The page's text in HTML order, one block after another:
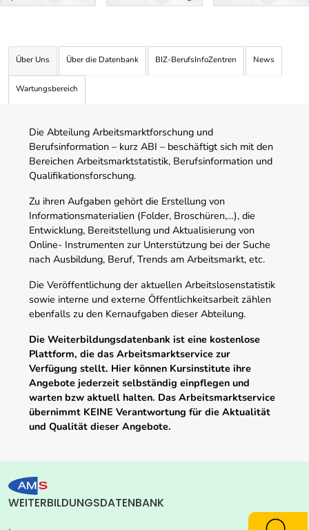
Über Uns Über die Datenbank BIZ-BerufsInfoZentren News
Wartungsbereich
Die Abteilung Arbeitsmarktforschung und
Berufsinformation – kurz ABI – beschäftigt sich mit den
Bereichen Arbeitsmarktstatistik, Berufsinformation und
Qualifikationsforschung.
Zu ihren Aufgaben gehört die Erstellung von
Informationsmaterialien (Folder, Broschüren,…), die
Entwicklung, Bereitstellung und Aktualisierung von
Online- Instrumenten zur Unterstützung bei der Suche
nach Ausbildung, Beruf, Trends am Arbeitsmarkt, etc.
Die Veröffentlichung der aktuellen Arbeitslosenstatistik
sowie interne und externe Öffentlichkeitsarbeit zählen
ebenfalls zu den Kernaufgaben dieser Abteilung.
Die Weiterbildungsdatenbank ist eine kostenlose
Plattform, die das Arbeitsmarktservice zur
Verfügung stellt. Hier können Kursinstitute ihre
Angebote jederzeit selbständig einpflegen und
warten bzw aktuell halten. Das Arbeitsmarktservice
übernimmt KEINE Verantwortung für die Aktualität
und Qualität dieser Angebote.
WEITERBILDUNGSDATENBANK